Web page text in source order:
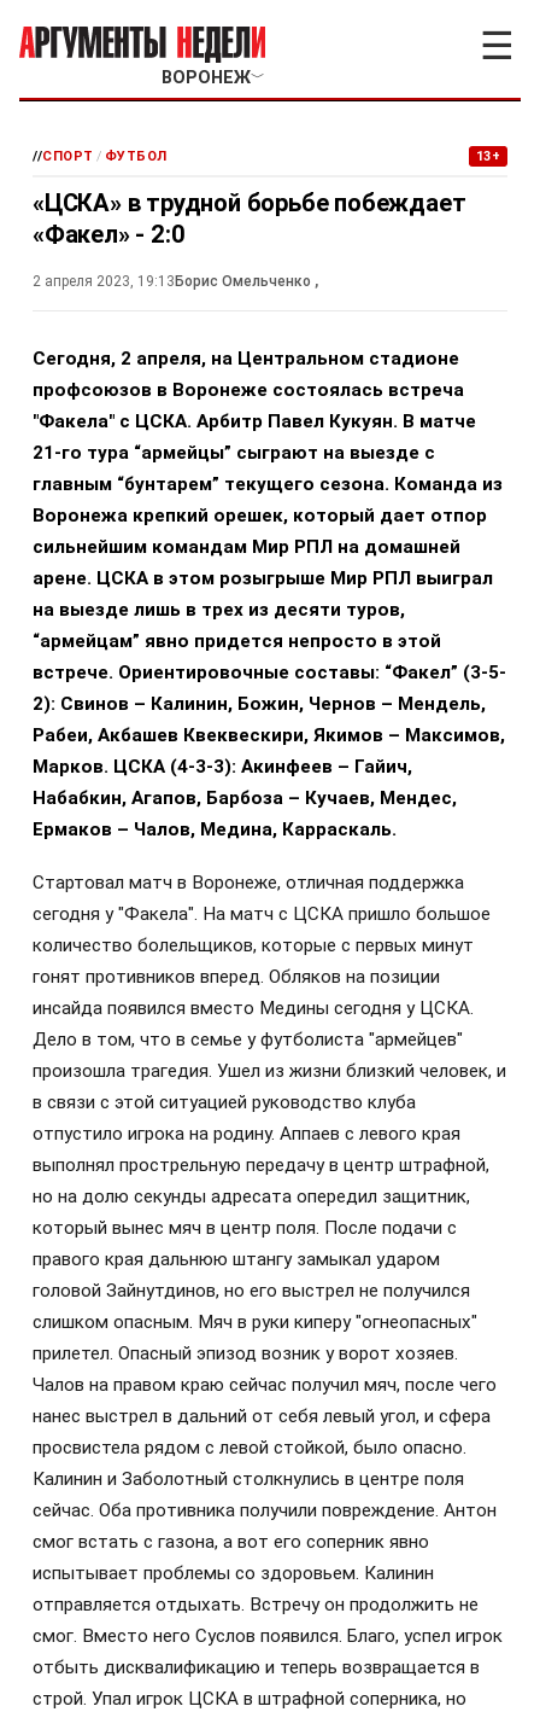
ВОРОНЕЖ﹀
☰
//СПОРТ / ФУТБОЛ 13+
«ЦСКА» в трудной борьбе побеждает
«Факел» - 2:0
2 апреля 2023, 19:13 Борис Омельченко ,
Сегодня, 2 апреля, на Центральном стадионе
профсоюзов в Воронеже состоялась встреча
"Факела" с ЦСКА. Арбитр Павел Кукуян. В матче
21-го тура “армейцы” сыграют на выезде с
главным “бунтарем” текущего сезона. Команда из
Воронежа крепкий орешек, который дает отпор
сильнейшим командам Мир РПЛ на домашней
арене. ЦСКА в этом розыгрыше Мир РПЛ выиграл
на выезде лишь в трех из десяти туров,
“армейцам” явно придется непросто в этой
встрече. Ориентировочные составы: “Факел” (3-5-
2): Свинов – Калинин, Божин, Чернов – Мендель,
Рабеи, Акбашев Квеквескири, Якимов – Максимов,
Марков. ЦСКА (4-3-3): Акинфеев – Гайич,
Набабкин, Агапов, Барбоза – Кучаев, Мендес,
Ермаков – Чалов, Медина, Карраскаль.
Стартовал матч в Воронеже, отличная поддержка
сегодня у "Факела". На матч с ЦСКА пришло большое
количество болельщиков, которые с первых минут
гонят противников вперед. Обляков на позиции
инсайда появился вместо Медины сегодня у ЦСКА.
Дело в том, что в семье у футболиста "армейцев"
произошла трагедия. Ушел из жизни близкий человек, и
в связи с этой ситуацией руководство клуба
отпустило игрока на родину.​ Аппаев с левого края
выполнял прострельную передачу в центр штрафной,
но на долю секунды адресата опередил защитник,
который вынес мяч в центр поля.​ После подачи с
правого края дальнюю штангу замыкал ударом
головой Зайнутдинов, но его выстрел не получился
слишком опасным. Мяч в руки киперу "огнеопасных"
прилетел. Опасный эпизод возник у ворот хозяев.
Чалов на правом краю сейчас получил мяч, после чего
нанес выстрел в дальний от себя левый угол, и сфера
просвистела рядом с левой стойкой, было опасно.
Калинин и Заболотный столкнулись в центре поля
сейчас. Оба противника получили повреждение. Антон
смог встать с газона, а вот его соперник явно
испытывает проблемы со здоровьем. Калинин
отправляется отдыхать. Встречу он продолжить не
смог. Вместо него Суслов появился. Благо, успел игрок
отбыть дисквалификацию и теперь возвращается в
строй.​ Упал игрок ЦСКА в штрафной соперника, но